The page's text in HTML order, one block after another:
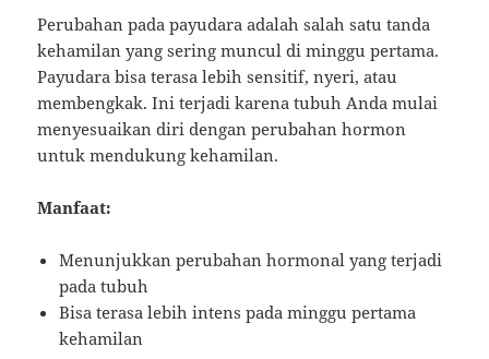
Perubahan pada payudara adalah salah satu tanda
kehamilan yang sering muncul di minggu pertama.
Payudara bisa terasa lebih sensitif, nyeri, atau
membengkak. Ini terjadi karena tubuh Anda mulai
menyesuaikan diri dengan perubahan hormon
untuk mendukung kehamilan.
Manfaat:
Menunjukkan perubahan hormonal yang terjadi
pada tubuh
Bisa terasa lebih intens pada minggu pertama
kehamilan